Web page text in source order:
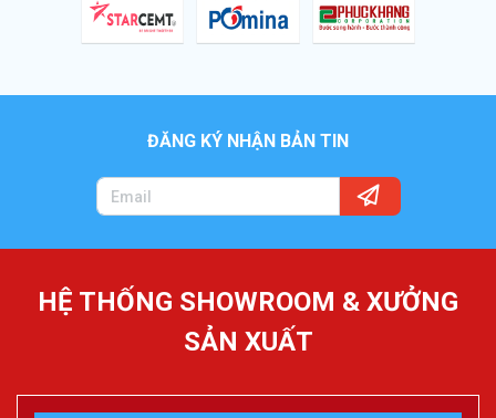
ĐĂNG KÝ NHẬN BẢN TIN
HỆ THỐNG SHOWROOM & XƯỞNG
SẢN XUẤT